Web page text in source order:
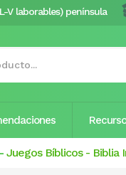
V laborables) península
Juegos Bíblicos- Biblia